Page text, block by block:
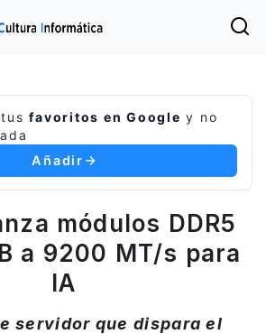
tusfavoritos en Google y no
Añadir
módulos DDR5
a 9200 MT/s para
IA
servidor que dispara el